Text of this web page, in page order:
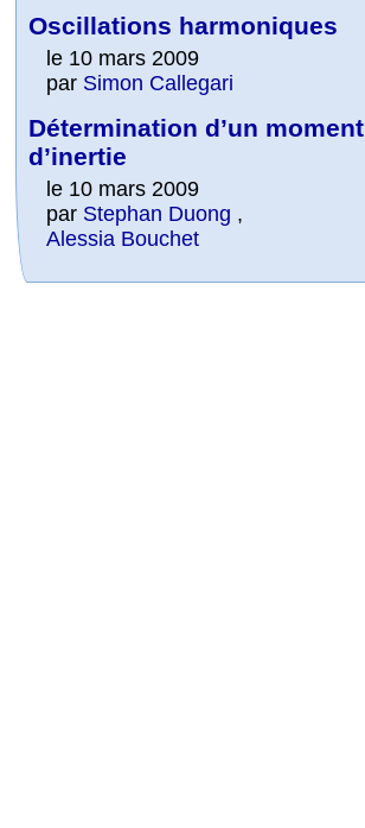
Oscillations harmoniques
le 10 mars 2009
par Simon Callegari
Détermination d’un moment
d’inertie
le 10 mars 2009
par Stephan Duong ,
Alessia Bouchet